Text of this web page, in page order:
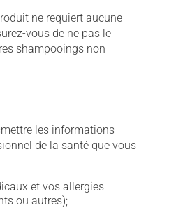
ne requiert aucune
vous de ne pas le
shampooings non
les informations
de la santé que vous
et vos allergies
ou autres);